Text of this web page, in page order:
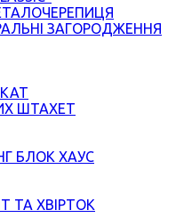
ЗАГОРОДЖЕННЯ
ШТАХЕТ
БЛОК ХАУС
ТА ХВІРТОК